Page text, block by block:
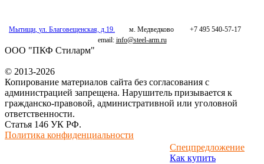
Мытищи, ул. Благовещенская, д.19. м. Медведково
+7 495 540-57-17
email: info@steel-arm.ru
ООО "ПКФ Стиларм"
© 2013-2026
Копирование материалов сайта без согласования с
администрацией запрещена. Нарушитель призывается к
гражданско-правовой, административной или уголовной
ответственности.
Статья 146 УК РФ.
Политика конфиденциальности
Спецпредложение
Как купить